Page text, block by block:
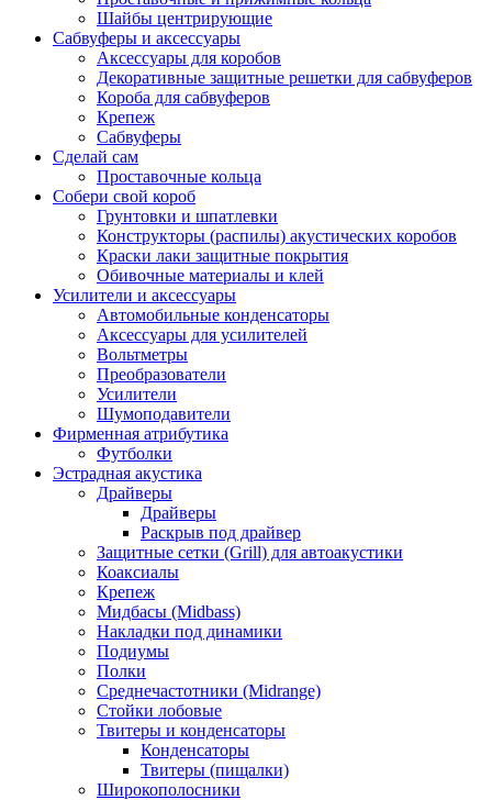
Шайбы центрирующие
Сабвуферы и аксессуары
Аксессуары для коробов
Декоративные защитные решетки для сабвуферов
Короба для сабвуферов
Крепеж
Сабвуферы
Сделай сам
Проставочные кольца
Собери свой короб
Грунтовки и шпатлевки
Конструкторы (распилы) акустических коробов
Краски лаки защитные покрытия
Обивочные материалы и клей
Усилители и аксессуары
Автомобильные конденсаторы
Аксессуары для усилителей
Вольтметры
Преобразователи
Усилители
Шумоподавители
Фирменная атрибутика
Футболки
Эстрадная акустика
Драйверы
Драйверы
Раскрыв под драйвер
Защитные сетки (Grill) для автоакустики
Коаксиалы
Крепеж
Мидбасы (Midbass)
Накладки под динамики
Подиумы
Полки
Среднечастотники (Midrange)
Стойки лобовые
Твитеры и конденсаторы
Конденсаторы
Твитеры (пищалки)
Широкополосники